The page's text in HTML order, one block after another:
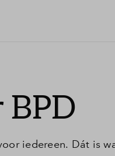
BPD
iedereen. Dát is